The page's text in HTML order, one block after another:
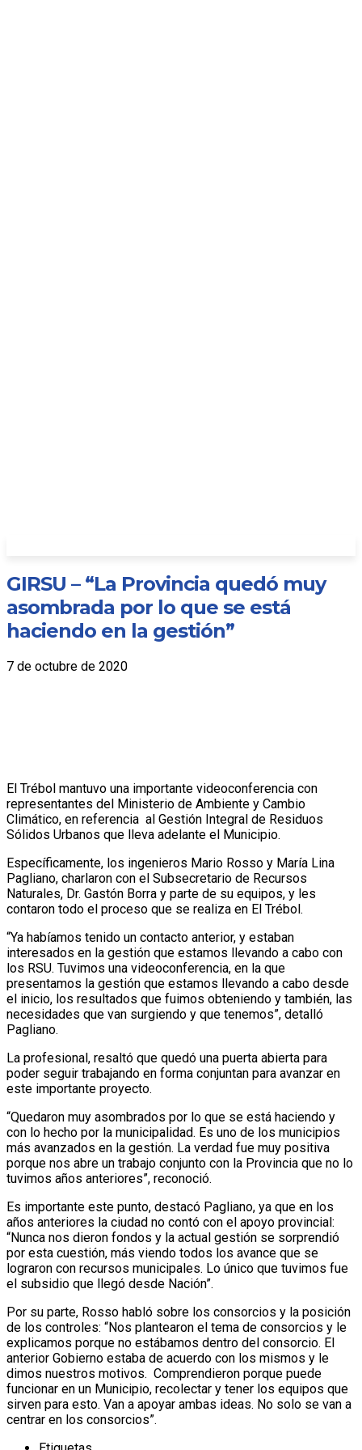
GIRSU – “La Provincia quedó muy
asombrada por lo que se está
haciendo en la gestión”
7 de octubre de 2020
El Trébol mantuvo una importante videoconferencia con
representantes del Ministerio de Ambiente y Cambio
Climático, en referencia al Gestión Integral de Residuos
Sólidos Urbanos que lleva adelante el Municipio.
Específicamente, los ingenieros Mario Rosso y María Lina
Pagliano, charlaron con el Subsecretario de Recursos
Naturales, Dr. Gastón Borra y parte de su equipos, y les
contaron todo el proceso que se realiza en El Trébol.
“Ya habíamos tenido un contacto anterior, y estaban
interesados en la gestión que estamos llevando a cabo con
los RSU. Tuvimos una videoconferencia, en la que
presentamos la gestión que estamos llevando a cabo desde
el inicio, los resultados que fuimos obteniendo y también, las
necesidades que van surgiendo y que tenemos”, detalló
Pagliano.
La profesional, resaltó que quedó una puerta abierta para
poder seguir trabajando en forma conjuntan para avanzar en
este importante proyecto.
“Quedaron muy asombrados por lo que se está haciendo y
con lo hecho por la municipalidad. Es uno de los municipios
más avanzados en la gestión. La verdad fue muy positiva
porque nos abre un trabajo conjunto con la Provincia que no lo
tuvimos años anteriores”, reconoció.
Es importante este punto, destacó Pagliano, ya que en los
años anteriores la ciudad no contó con el apoyo provincial:
“Nunca nos dieron fondos y la actual gestión se sorprendió
por esta cuestión, más viendo todos los avance que se
lograron con recursos municipales. Lo único que tuvimos fue
el subsidio que llegó desde Nación”.
Por su parte, Rosso habló sobre los consorcios y la posición
de los controles: “Nos plantearon el tema de consorcios y le
explicamos porque no estábamos dentro del consorcio. El
anterior Gobierno estaba de acuerdo con los mismos y le
dimos nuestros motivos. Comprendieron porque puede
funcionar en un Municipio, recolectar y tener los equipos que
sirven para esto. Van a apoyar ambas ideas. No solo se van a
centrar en los consorcios”.